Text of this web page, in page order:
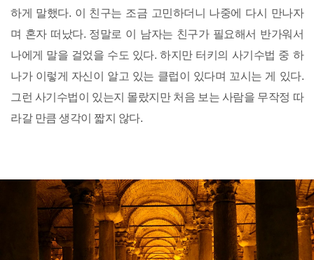
하게 말했다. 이 친구는 조금 고민하더니 나중에 다시 만나자
며 혼자 떠났다. 정말로 이 남자는 친구가 필요해서 반가워서
나에게 말을 걸었을 수도 있다. 하지만 터키의 사기수법 중 하
나가 이렇게 자신이 알고 있는 클럽이 있다며 꼬시는 게 있다.
그런 사기수법이 있는지 몰랐지만 처음 보는 사람을 무작정 따
라갈 만큼 생각이 짧지 않다.